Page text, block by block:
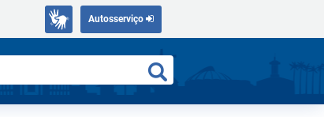
Autosserviço